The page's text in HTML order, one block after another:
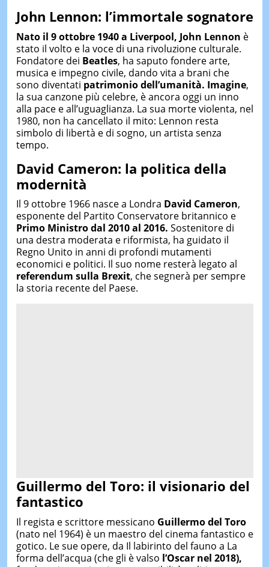
John Lennon: l’immortale sognatore
Nato il 9 ottobre 1940 a Liverpool, John Lennon è
stato il volto e la voce di una rivoluzione culturale.
Fondatore dei Beatles, ha saputo fondere arte,
musica e impegno civile, dando vita a brani che
sono diventati patrimonio dell’umanità. Imagine,
la sua canzone più celebre, è ancora oggi un inno
alla pace e all’uguaglianza. La sua morte violenta, nel
1980, non ha cancellato il mito: Lennon resta
simbolo di libertà e di sogno, un artista senza
tempo.
David Cameron: la politica della
modernità
Il 9 ottobre 1966 nasce a Londra David Cameron,
esponente del Partito Conservatore britannico e
Primo Ministro dal 2010 al 2016. Sostenitore di
una destra moderata e riformista, ha guidato il
Regno Unito in anni di profondi mutamenti
economici e politici. Il suo nome resterà legato al
referendum sulla Brexit, che segnerà per sempre
la storia recente del Paese.
Guillermo del Toro: il visionario del
fantastico
Il regista e scrittore messicano Guillermo del Toro
(nato nel 1964) è un maestro del cinema fantastico e
gotico. Le sue opere, da Il labirinto del fauno a La
forma dell’acqua (che gli è valso l’Oscar nel 2018),